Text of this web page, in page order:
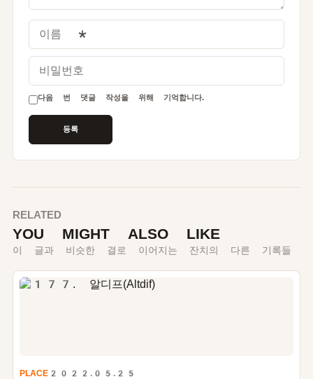
이름
비밀번호
다음 번 댓글 작성을 위해 기억합니다.
RELATED
YOU MIGHT ALSO LIKE
이 글과 비슷한 결로 이어지는 잔치의 다른 기록들
PLACE 2022.05.25